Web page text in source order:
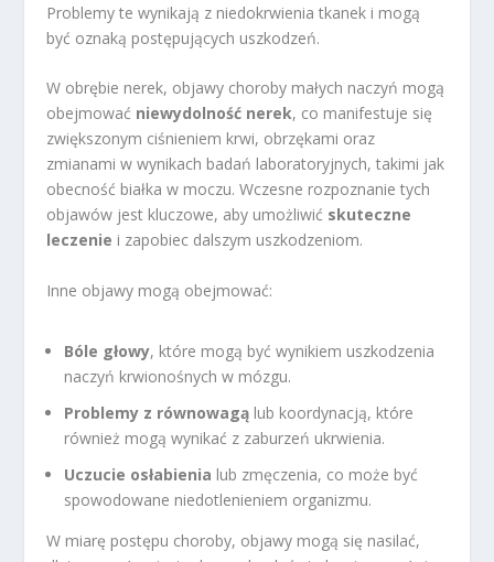
Problemy te wynikają z niedokrwienia tkanek i mogą
być oznaką postępujących uszkodzeń.
W obrębie nerek, objawy choroby małych naczyń mogą
obejmować niewydolność nerek, co manifestuje się
zwiększonym ciśnieniem krwi, obrzękami oraz
zmianami w wynikach badań laboratoryjnych, takimi jak
obecność białka w moczu. Wczesne rozpoznanie tych
objawów jest kluczowe, aby umożliwić skuteczne
leczenie i zapobiec dalszym uszkodzeniom.
Inne objawy mogą obejmować:
Bóle głowy, które mogą być wynikiem uszkodzenia
naczyń krwionośnych w mózgu.
Problemy z równowagą lub koordynacją, które
również mogą wynikać z zaburzeń ukrwienia.
Uczucie osłabienia lub zmęczenia, co może być
spowodowane niedotlenieniem organizmu.
W miarę postępu choroby, objawy mogą się nasilać,